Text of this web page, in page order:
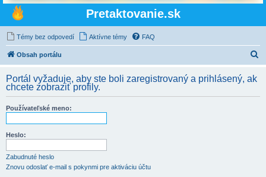
Pretaktovanie.sk
Témy bez odpovedí Aktívne témy FAQ
Obsah portálu
d
Portál vyžaduje, aby ste boli zaregistrovaný a prihlásený, ak
chcete zobraziť profily.
Používateľské meno:
Heslo:
Zabudnuté heslo
Znovu odoslať e-mail s pokynmi pre aktiváciu účtu